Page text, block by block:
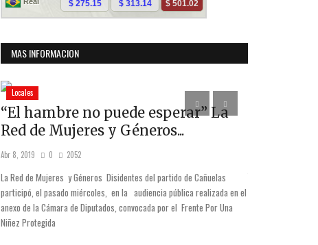
MAS INFORMACION
Locales
“El hambre no puede esperar” La
Red de Mujeres y Géneros...
Abr 8, 2019 0 2052
La Red de Mujeres y Géneros Disidentes del partido de Cañuelas
participó, el pasado miércoles, en la audiencia pública realizada en el
anexo de la Cámara de Diputados, convocada por el Frente Por Una
Niñez Protegida